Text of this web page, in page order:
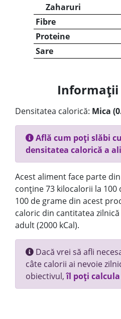
Zaharuri
Fibre
Proteine
Sare
Densitatea calorică: Mica
Află cum poți slăbi
densitatea calorică a
Acest aliment face parte
conține 73 kilocalorii la 100
100 de grame din acest
caloric din cantitatea
adult (2000 kCal).
Dacă vrei să afli
câte calorii ai nevoie
obiectivul,îl poți